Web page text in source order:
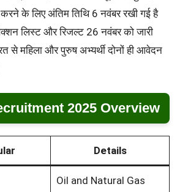
के लिए अंतिम तिथि 6 नवंबर रखी गई है
लिस्ट और रिजल्ट 26 नवंबर को जारी
से महिला और पुरुष अभ्यर्थी दोनों ही आवेदन
2025 Overview
Details
Oil and Natural Gas